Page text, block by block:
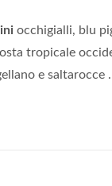
occhigialli, blu
tropicale
e saltarocce